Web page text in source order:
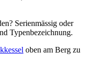
Serienmässig oder
Typenbezeichnung.
oben am Berg zu